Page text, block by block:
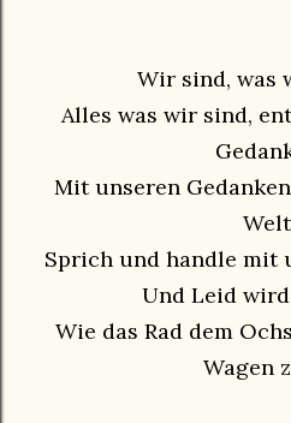
Wir sind, was
Alles was wir sind,
Mit unseren
Sprich und handle mit
Und Leid
Wie das Rad dem
Wagen